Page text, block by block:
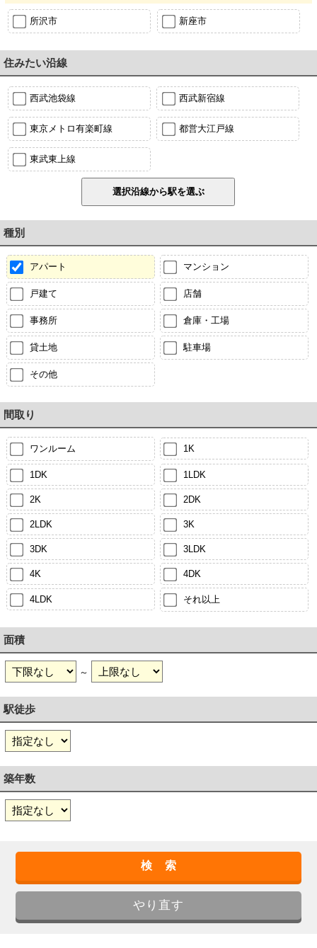
所沢市 新座市
住みたい沿線
西武池袋線 西武新宿線
東京メトロ有楽町線 都営大江戸線
東武東上線
種別
アパート マンション
戸建て 店舗
事務所 倉庫・工場
貸土地 駐車場
その他
間取り
ワンルーム 1K
1DK 1LDK
2K 2DK
2LDK 3K
3DK 3LDK
4K 4DK
4LDK それ以上
面積
～
駅徒歩
築年数